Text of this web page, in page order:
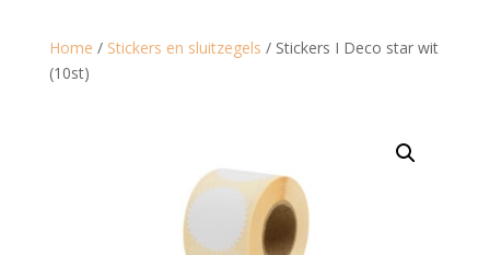
Home / Stickers en sluitzegels / Stickers I Deco star wit
(10st)